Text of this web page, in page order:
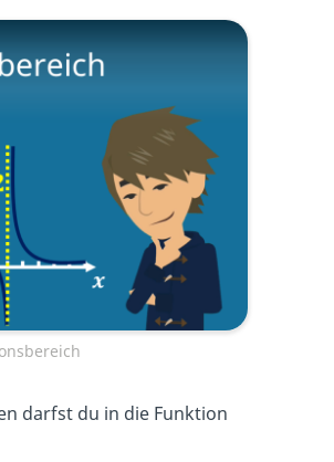
darfst du in die Funktion